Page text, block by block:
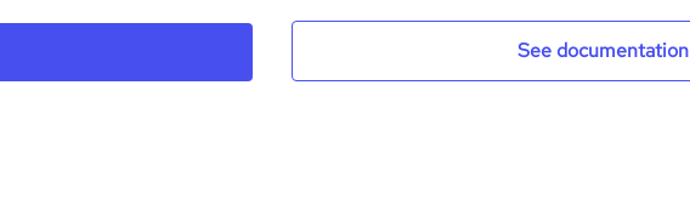
En collaboration avec nos
de confort HAIER
énergétique, une gamme
See documentation